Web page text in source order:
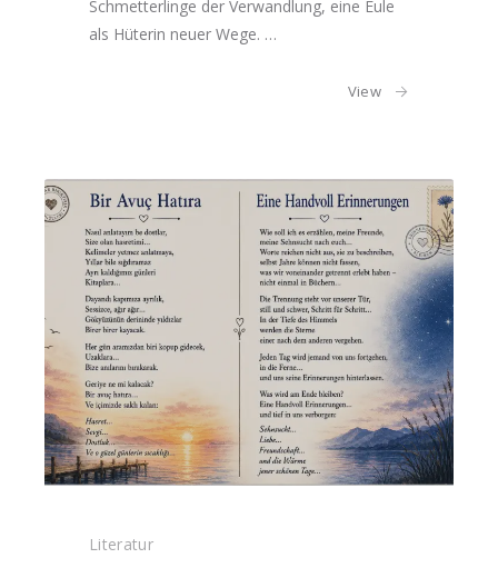
Schmetterlinge der Verwandlung, eine Eule
als Hüterin neuer Wege. …
View
Literatur